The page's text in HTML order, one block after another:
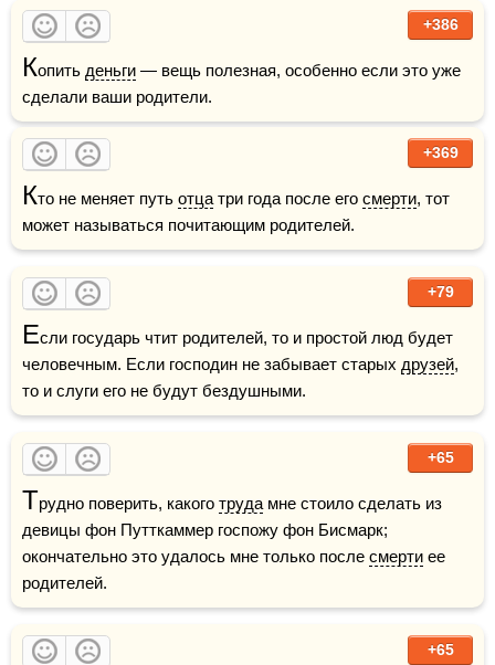
+386
Копить деньги — вещь полезная, особенно если это уже
сделали ваши родители.
+369
Кто не меняет путь отца три года после его смерти, тот
может называться почитающим родителей.
+79
Если государь чтит родителей, то и простой люд будет
человечным. Если господин не забывает старых друзей,
то и слуги его не будут бездушными.
+65
Трудно поверить, какого труда мне стоило сделать из
девицы фон Путткаммер госпожу фон Бисмарк;
окончательно это удалось мне только после смерти ее
родителей.
+65